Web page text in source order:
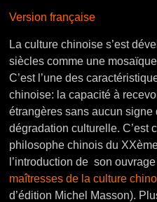
Version française
La culture chinoise s’est
siècles comme une
C’est l’une des
chinoise: la capacité à
étrangères sans aucun signe
dégradation culturelle. C’est
philosophe chinois du
l’introduction de son
maîtresses de la culture
d’édition Michel Masson).